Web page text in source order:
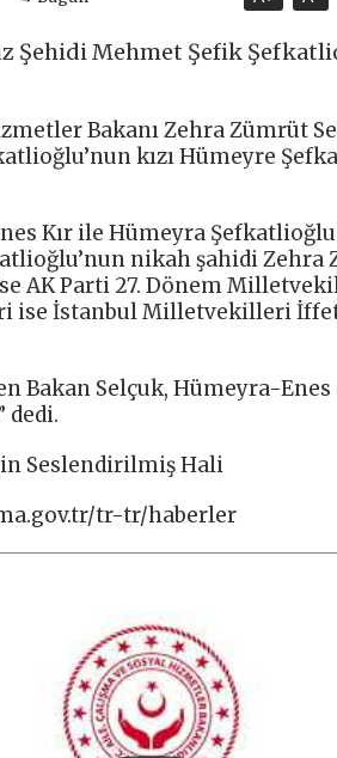
Şehidi Mehmet Şefik
Bakanı Zehra Zümrüt
kızı Hümeyre
Kır ile Hümeyra
nikah şahidi Zehra
AK Parti 27. Dönem
ise İstanbul Milletvekilleri İffet
Bakan Selçuk, Hümeyra-
dedi.
Seslendirilmiş Hali
tr-tr/haberler